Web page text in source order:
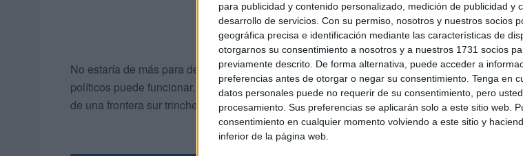
para publicidad y contenido personalizado, medición de publicidad y
desarrollo de servicios. Con su permiso, nosotros y nuestros socios
geográfica precisa e identificación mediante las características de
otorgarnos su consentimiento a nosotros y a nuestros 1731 socios
previamente descrito. De forma alternativa, puede acceder a
preferencias antes de otorgar o negar su consentimiento. Tenga en
datos personales puede no requerir de su consentimiento, pero
procesamiento. Sus preferencias se aplicarán solo a este sitio web.
consentimiento en cualquier momento volviendo a este sitio y
inferior de la página web.
No estaría de más para dejar de construir realidades paralelas. Si interesa apañar números
políticos puede funcionar, pero no cuando la transparencia que nos vendieron buscaba
de una frontera sur trinchera.